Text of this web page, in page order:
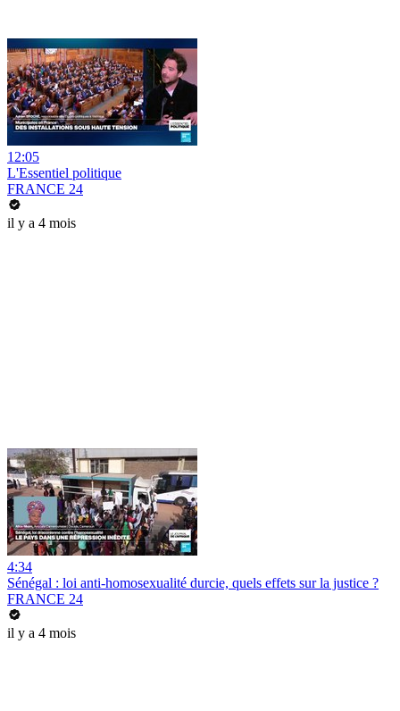
12:05
L'Essentiel politique
FRANCE 24
il y a 4 mois
4:34
Sénégal : loi anti-homosexualité durcie, quels effets sur la justice ?
FRANCE 24
il y a 4 mois